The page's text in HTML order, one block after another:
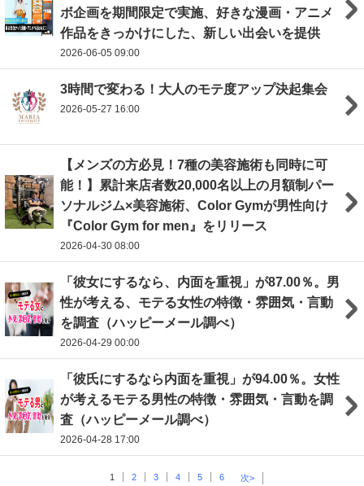
ボ企画を期間限定で実施、好きな漫画・アニメ
作品をきっかけにした、新しい出会いを提供
2026-06-05 09:00
3時間で変わる！大人のモテ度アップ決起集会
2026-05-27 16:00
【メンズの方必見！7種の美容施術も同時に可
能！】累計来店者数20,000名以上の月額制パー
ソナルジム×美容施術、Color Gymが男性向け
『Color Gym for men』をリリース
2026-04-30 08:00
「彼女にするなら、内面を重視」が87.00％。男
性が考える、モテる女性の特徴・雰囲気・言動
を調査（ハッピーメール調べ）
2026-04-29 00:00
「彼氏にするなら内面を重視」が94.00％。女性
が考えるモテる男性の特徴・雰囲気・言動を調
査（ハッピーメール調べ）
2026-04-28 17:00
1 2 3 4 5 6 次>